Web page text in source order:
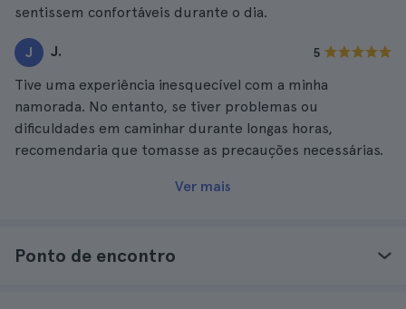
sentissem confortáveis durante o dia.
J J. 5
Tive uma experiência inesquecível com a minha
namorada. No entanto, se tiver problemas ou
dificuldades em caminhar durante longas horas,
recomendaria que tomasse as precauções necessárias.
Ver mais
Ponto de encontro